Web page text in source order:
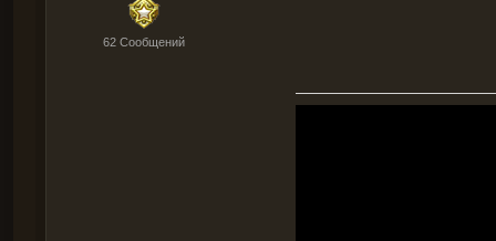
62 Cообщений